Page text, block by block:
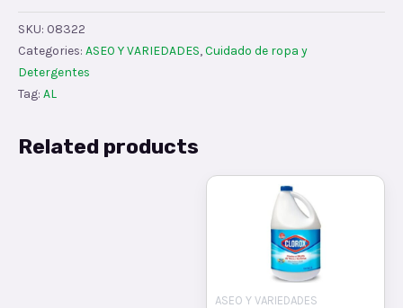
SKU: 08322
Categories: ASEO Y VARIEDADES,Cuidado de ropa y
Detergentes
Tag: AL
Related products
ASEO Y VARIEDADES